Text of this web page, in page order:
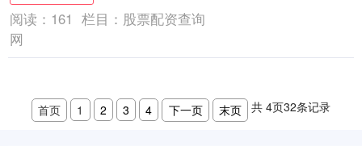
阅读： 161 栏目： 股票配资查询
网
首页 1 2 3 4 下一页 末页 共4页32条记录